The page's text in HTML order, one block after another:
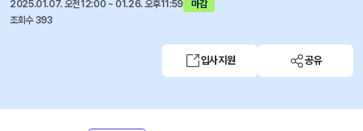
2025.01.07. 오전12:00 ~ 01.26. 오후11:59
마감
조회수 393
입사지원 공유